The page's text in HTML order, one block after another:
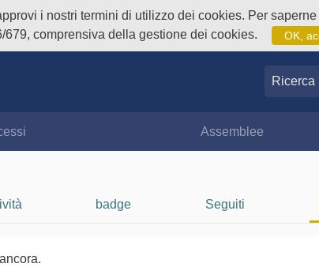
i nostri termini di utilizzo dei cookies. Per saperne
679, comprensiva della gestione dei cookies.
OK,
Ricerca
Assemblee
badge Seguiti